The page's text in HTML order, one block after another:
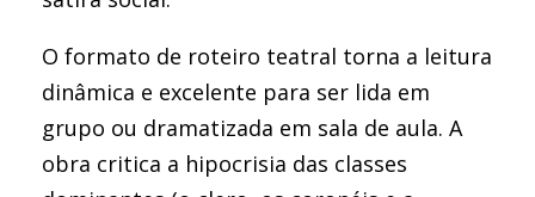
O formato de roteiro teatral torna a leitura
dinâmica e excelente para ser lida em
grupo ou dramatizada em sala de aula. A
obra critica a hipocrisia das classes